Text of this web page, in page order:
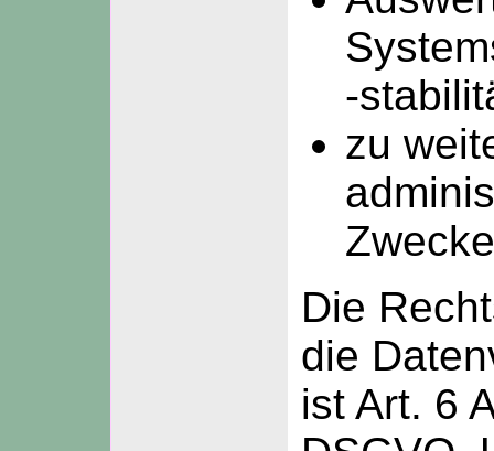
-
zu
Die
die
ist Art. 6